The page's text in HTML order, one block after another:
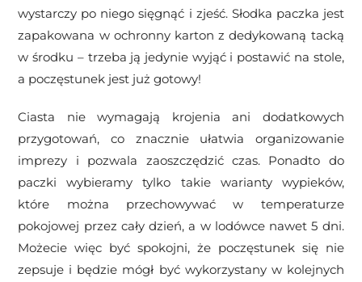
wystarczy po niego sięgnąć i zjeść. Słodka paczka jest
zapakowana w ochronny karton z dedykowaną tacką
w środku – trzeba ją jedynie wyjąć i postawić na stole,
a poczęstunek jest już gotowy!
Ciasta nie wymagają krojenia ani dodatkowych
przygotowań, co znacznie ułatwia organizowanie
imprezy i pozwala zaoszczędzić czas. Ponadto do
paczki wybieramy tylko takie warianty wypieków,
które można przechowywać w temperaturze
pokojowej przez cały dzień, a w lodówce nawet 5 dni.
Możecie więc być spokojni, że poczęstunek się nie
zepsuje i będzie mógł być wykorzystany w kolejnych